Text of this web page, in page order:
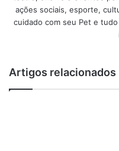
Agenda
cultura
Noticias do Rio
ações sociais, esporte,
cuidado com seu Pet e
Artigos relacionados